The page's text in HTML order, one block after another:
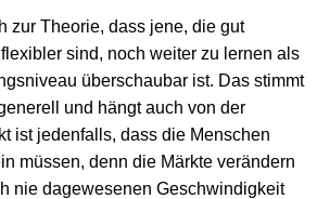
zur Theorie, dass jene, die gut
sind, noch weiter zu lernen als
überschaubar ist. Das stimmt
und hängt auch von der
ist jedenfalls, dass die Menschen
müssen, denn die Märkte verändern
nie dagewesenen Geschwindigkeit